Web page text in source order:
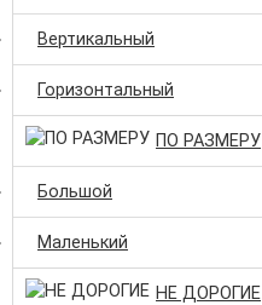
Вертикальный
Горизонтальный
ПО РАЗМЕРУ
Большой
Маленький
НЕ ДОРОГИЕ